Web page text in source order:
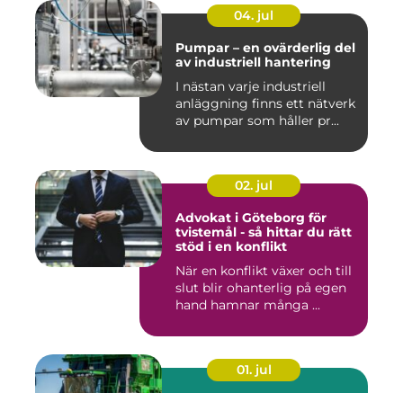
04. jul
Pumpar – en ovärderlig del
av industriell hantering
I nästan varje industriell
anläggning finns ett nätverk
av pumpar som håller pr...
02. jul
Advokat i Göteborg för
tvistemål - så hittar du rätt
stöd i en konflikt
När en konflikt växer och till
slut blir ohanterlig på egen
hand hamnar många ...
01. jul